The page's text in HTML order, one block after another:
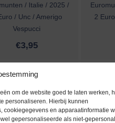
om de website goed te laten werken,
personaliseren. Hierbij kunnen
cookiegegevens en apparaatinformatie
gepersonaliseerde als niet-
/ Italie / 2025 /
/ Unc / Amerigo
Vespucci
€3,95
2